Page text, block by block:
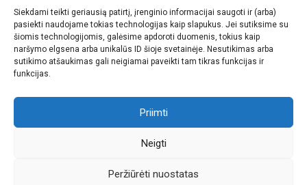
Siekdami teikti geriausią patirtį, įrenginio informacijai saugoti ir (arba)
pasiekti naudojame tokias technologijas kaip slapukus. Jei sutiksime su
šiomis technologijomis, galėsime apdoroti duomenis, tokius kaip
naršymo elgsena arba unikalūs ID šioje svetainėje. Nesutikimas arba
sutikimo atšaukimas gali neigiamai paveikti tam tikras funkcijas ir
funkcijas.
Priimti
Neigti
Peržiūrėti nuostatas
V. Jankovskio firma
Įmonės kodas: 123612573
PVM kodas: LT236125716
Tel.: +370 657 81065
Parko g.7, Naujoji Vilnia, KNYGYNAS
Darbo laikas: I-V 9.00-18.00